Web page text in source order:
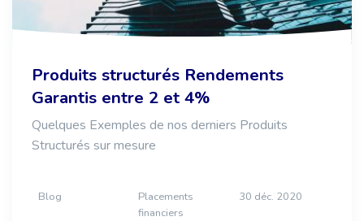
Produits structurés Rendements
Garantis entre 2 et 4%
Quelques Exemples de nos derniers Produits
Structurés sur mesure
Blog
Placements
financiers
30 déc. 2020